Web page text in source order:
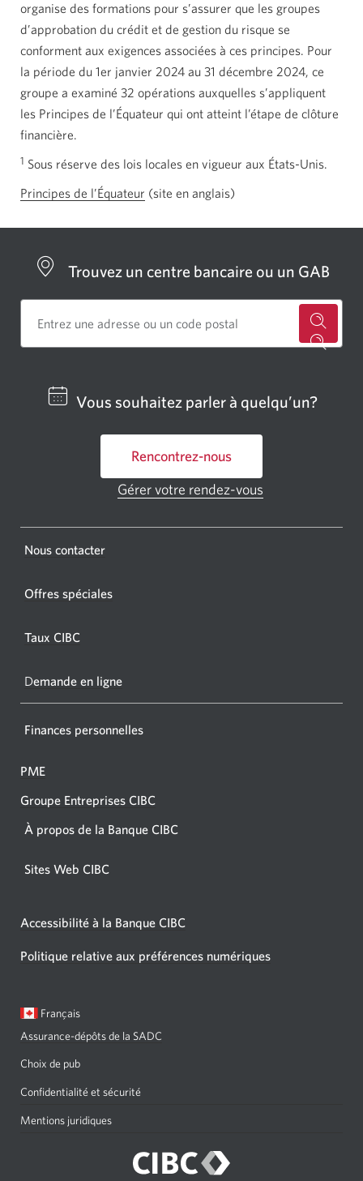
organise des formations pour s’assurer que les groupes
d’approbation du crédit et de gestion du risque se
conforment aux exigences associées à ces principes. Pour
la période du 1er janvier 2024 au 31 décembre 2024, ce
groupe a examiné 32 opérations auxquelles s’appliquent
les Principes de l’Équateur qui ont atteint l’étape de clôture
financière.
1 Sous réserve des lois locales en vigueur aux États-Unis.
Principes de l’Équateur Site
nouvelle
fenêtre
s’affichera.
(site en anglais)
Trouvez un centre bancaire ou un GAB
centre
Une
Vous souhaitez parler à quelqu’un?
Rencontrez-nous
Une
fenêtre
Gérer votre rendez-vous
Nous contacter
Offres spéciales
Taux CIBC
Demande en ligne
Finances personnelles
PME
Groupe Entreprises CIBC
À propos de la Banque CIBC
Sites Web CIBC
Accessibilité à la Banque CIBC
Politique relative aux préférences numériques
Langue
Français
de
Assurance-dépôts de la SADC
Choix de pub
Confidentialité et sécurité
Mentions juridiques